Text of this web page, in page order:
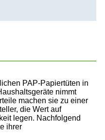
PAP-Papiertüten in
nimmt
machen sie zu einer
die Wert auf
legen. Nachfolgend
ihrer